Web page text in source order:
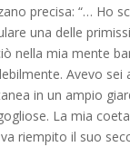
precisa: “… Ho
una delle
nella mia mente
Avevo sei
in un ampio
La mia
riempito il suo